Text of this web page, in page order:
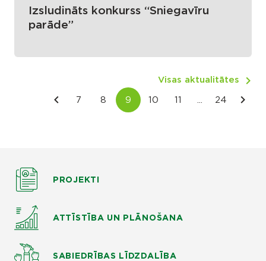
Izsludināts konkurss “Sniegavīru
parāde”
Visas aktualitātes
PROJEKTI
ATTĪSTĪBA UN PLĀNOŠANA
SABIEDRĪBAS LĪDZDALĪBA